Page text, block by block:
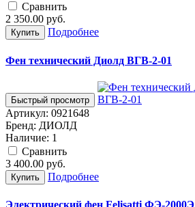
Cравнить
2 350.00 руб.
Купить Подробнее
Фен технический Диолд ВГВ-2-01
Быстрый просмотр
Артикул: 0921648
Бренд: ДИОЛД
Наличие: 1
Cравнить
3 400.00 руб.
Купить Подробнее